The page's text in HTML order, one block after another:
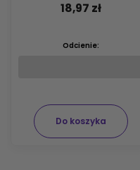
18,97 zł
Do koszyka
Odcienie: